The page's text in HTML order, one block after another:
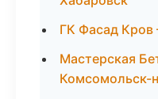
ГК Фасад
Мастерская
Комсомольск-